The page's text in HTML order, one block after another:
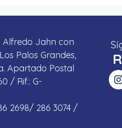
Alfredo Jahn con
Palos Grandes,
Apartado Postal
/ Rif.: G-
2698/ 286 3074 /